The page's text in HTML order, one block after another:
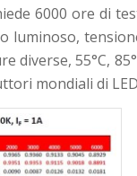
6000 ore di
luminoso,
diverse, 55°C,
mondiali di